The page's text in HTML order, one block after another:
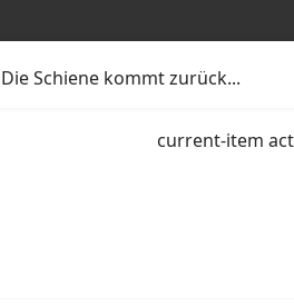
Die Schiene kommt zurück...
current-item